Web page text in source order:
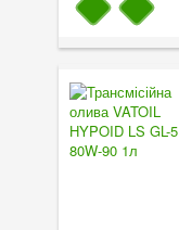
Профі-серія
Спеціальні